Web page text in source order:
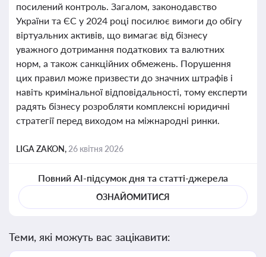
посилений контроль. Загалом, законодавство
України та ЄС у 2024 році посилює вимоги до обігу
віртуальних активів, що вимагає від бізнесу
уважного дотримання податкових та валютних
норм, а також санкційних обмежень. Порушення
цих правил може призвести до значних штрафів і
навіть кримінальної відповідальності, тому експерти
радять бізнесу розробляти комплексні юридичні
стратегії перед виходом на міжнародні ринки.
LIGA ZAKON, 26 квітня 2026
Повний AI-підсумок дня та статті-джерела
ОЗНАЙОМИТИСЯ
Теми, які можуть вас зацікавити: